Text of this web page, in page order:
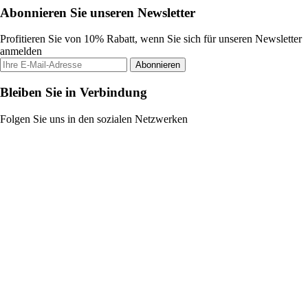
Abonnieren Sie unseren Newsletter
Profitieren Sie von 10% Rabatt, wenn Sie sich für unseren Newsletter
anmelden
Abonnieren
Bleiben Sie in Verbindung
Folgen Sie uns in den sozialen Netzwerken